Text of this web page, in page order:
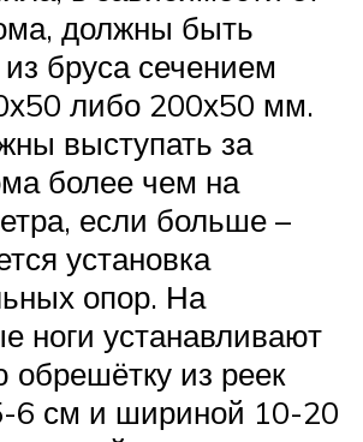
должны быть
бруса сечением
либо 200х50 мм.
выступать за
более чем на
если больше –
установка
опор. На
ноги устанавливают
обрешётку из реек
6 см и шириной 10-20